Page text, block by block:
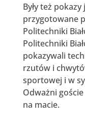
Były też
przygotowane
Politechniki
Politechniki
pokazywali
rzutów i
sportowej i w
Odważni
na macie.